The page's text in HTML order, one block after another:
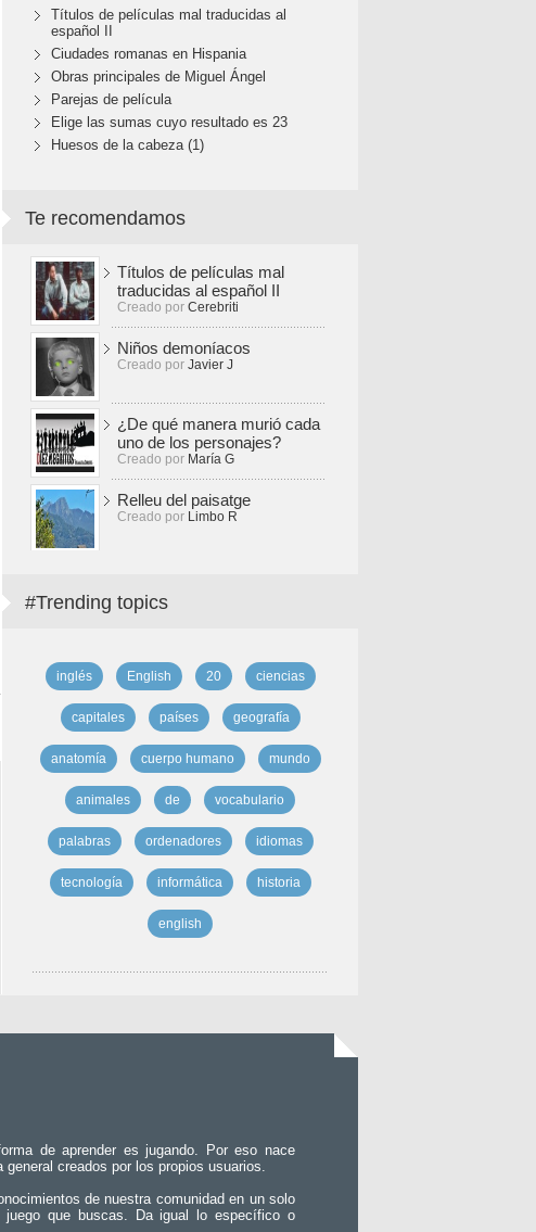
Títulos de películas mal traducidas al
español II
Ciudades romanas en Hispania
Obras principales de Miguel Ángel
Parejas de película
Elige las sumas cuyo resultado es 23
Huesos de la cabeza (1)
Te recomendamos
Títulos de películas mal
traducidas al español II
Creado por Cerebriti
Niños demoníacos
Creado por Javier J
¿De qué manera murió cada
uno de los personajes?
Creado por María G
Relleu del paisatge
Creado por Limbo R
#Trending topics
inglés English 20 ciencias
capitales países geografía
anatomía cuerpo humano mundo
animales de vocabulario
palabras ordenadores idiomas
tecnología informática historia
english
de aprender es jugando. Por eso nace
creados por los propios usuarios.
de nuestra comunidad en un solo
juego que buscas. Da igual lo específico o